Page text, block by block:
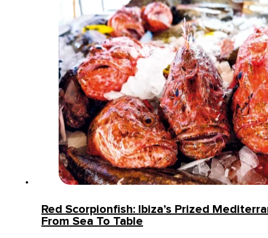
Red Scorpionfish: Ibiza’s Prized
From Sea To Table